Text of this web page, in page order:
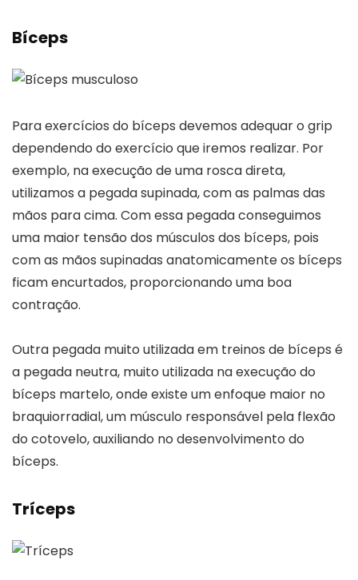
Bíceps
Para exercícios do bíceps devemos adequar o grip
dependendo do exercício que iremos realizar. Por
exemplo, na execução de uma rosca direta,
utilizamos a pegada supinada, com as palmas das
mãos para cima. Com essa pegada conseguimos
uma maior tensão dos músculos dos bíceps, pois
com as mãos supinadas anatomicamente os bíceps
ficam encurtados, proporcionando uma boa
contração.
Outra pegada muito utilizada em treinos de bíceps é
a pegada neutra, muito utilizada na execução do
bíceps martelo, onde existe um enfoque maior no
braquiorradial, um músculo responsável pela flexão
do cotovelo, auxiliando no desenvolvimento do
bíceps.
Tríceps